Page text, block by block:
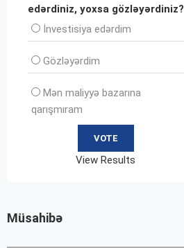
edərdiniz, yoxsa gözləyərdiniz?
İnvеstisiya edərdim
Gözləyərdim
Mən maliyyə bazarına
qarışmıram
View Results
Müsahibə